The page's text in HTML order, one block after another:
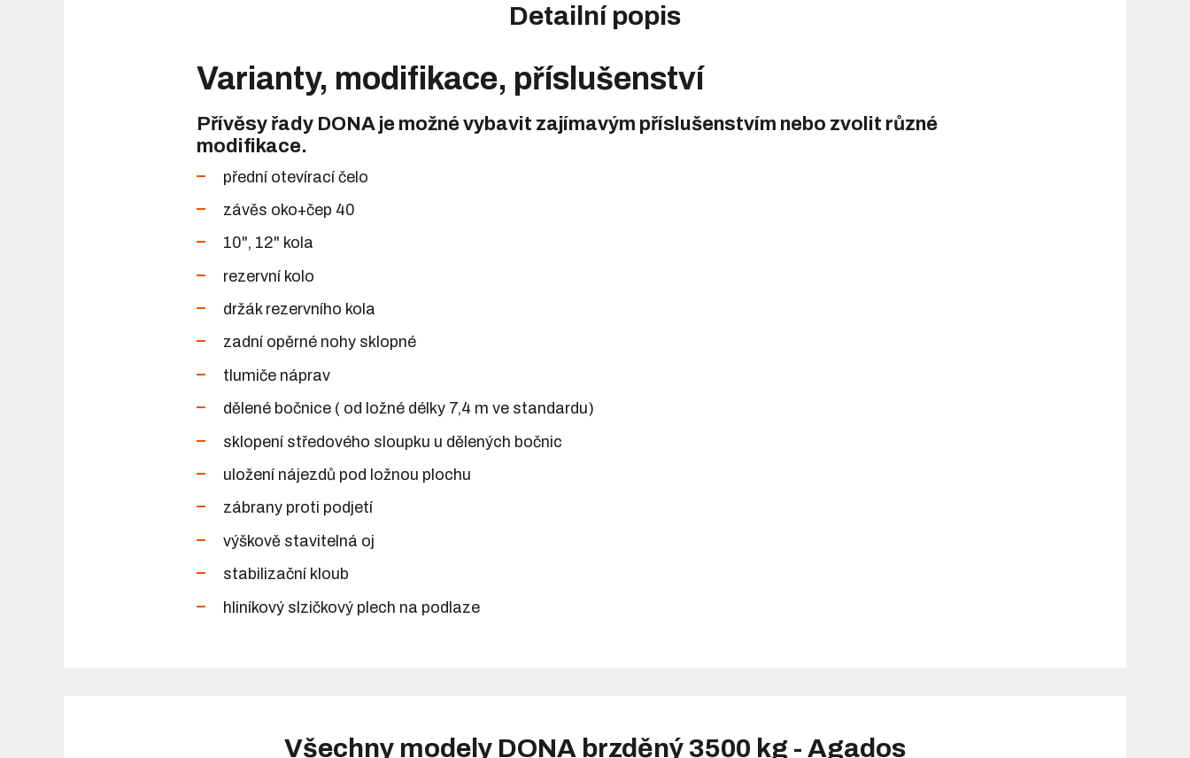
Detailní popis
Varianty, modifikace, příslušenství
Přívěsy řady DONA je možné vybavit zajímavým příslušenstvím nebo zvolit různé
modifikace.
přední otevírací čelo
závěs oko+čep 40
10", 12" kola
rezervní kolo
držák rezervního kola
zadní opěrné nohy sklopné
tlumiče náprav
dělené bočnice ( od ložné délky 7,4 m ve standardu)
sklopení středového sloupku u dělených bočnic
uložení nájezdů pod ložnou plochu
zábrany proti podjetí
výškově stavitelná oj
stabilizační kloub
hliníkový slzičkový plech na podlaze
Všechny modely DONA brzděný 3500 kg - Agados